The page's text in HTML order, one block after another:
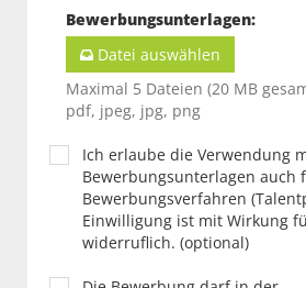
Bewerbungsunterlagen:
Datei auswählen
Maximal 5 Dateien (20 MB
pdf, jpeg, jpg, png
Ich erlaube die Verwendung
Bewerbungsunterlagen auch
Bewerbungsverfahren
Einwilligung ist mit Wirkung
widerruflich. (optional)